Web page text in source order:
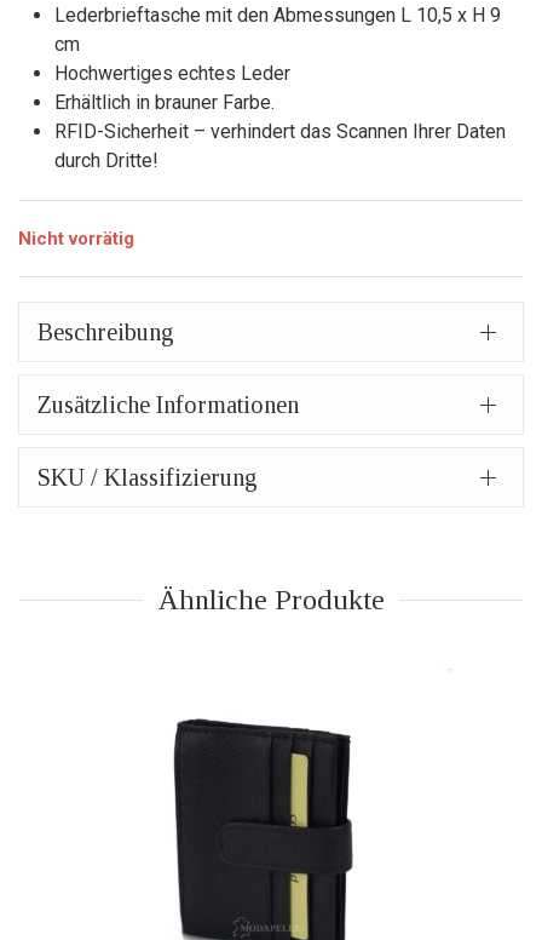
Lederbrieftasche mit den Abmessungen L 10,5 x H 9
cm
Hochwertiges echtes Leder
Erhältlich in brauner Farbe.
RFID-Sicherheit – verhindert das Scannen Ihrer Daten
durch Dritte!
Nicht vorrätig
Beschreibung
Zusätzliche Informationen
SKU / Klassifizierung
Ähnliche Produkte